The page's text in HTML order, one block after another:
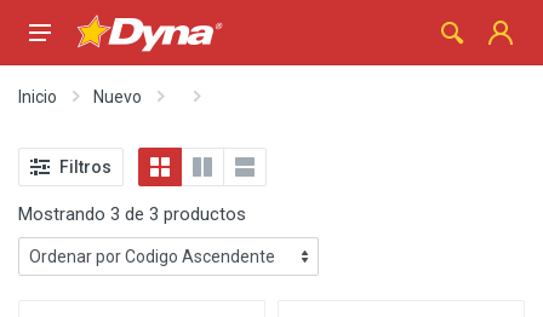
Inicio Nuevo
Filtros
Mostrando 3 de 3 productos